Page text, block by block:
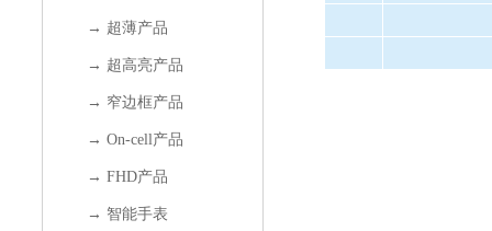
→ 超薄产品
→ 超高亮产品
→ 窄边框产品
→ On-cell产品
→ FHD产品
→ 智能手表